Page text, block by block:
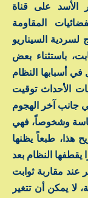
الأسد على قناة
المقاومة
لسردية السيناريو
باستثناء بعض
أسبابها النظام
الأحداث توقيت
جانب آخر الهجوم
وشخوصاً، فهي
هذا، طبعاً يظنها
النظام بعد
عند مقاربة ثوابت
لا يمكن أن تتغير